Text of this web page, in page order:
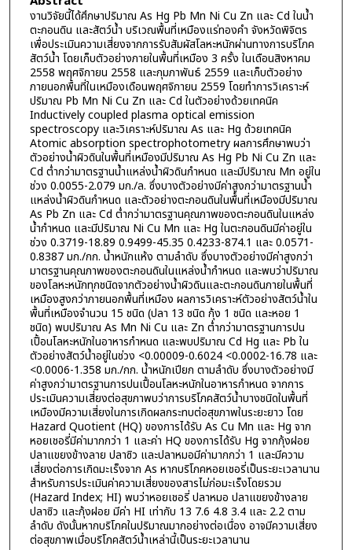
งานวิจัยนี้ได้ศึกษาปริมาณ As Hg Pb Mn Ni Cu Zn และ Cd ในน้ำ
ตะกอนดิน และสัตว์น้ำ บริเวณพื้นที่เหมืองแร่ทองคำ จังหวัดพิจิตร
เพื่อประเมินความเสี่ยงจากการรับสัมผัสโลหะหนักผ่านทางการบริโภค
สัตว์น้ำ โดยเก็บตัวอย่างภายในพื้นที่เหมือง 3 ครั้ง ในเดือนสิงหาคม
2558 พฤศจิกายน 2558 และกุมภาพันธ์ 2559 และเก็บตัวอย่าง
ภายนอกพื้นที่ในเหมืองเดือนพฤศจิกายน 2559 โดยทำการวิเคราะห์
ปริมาณ Pb Mn Ni Cu Zn และ Cd ในตัวอย่างด้วยเทคนิค
Inductively coupled plasma optical emission
spectroscopy และวิเคราะห์ปริมาณ As และ Hg ด้วยเทคนิค
Atomic absorption spectrophotometry ผลการศึกษาพบว่า
ตัวอย่างน้ำผิวดินในพื้นที่เหมืองมีปริมาณ As Hg Pb Ni Cu Zn และ
Cd ต่ำกว่ามาตรฐานน้ำแหล่งน้ำผิวดินกำหนด และมีปริมาณ Mn อยู่ใน
ช่วง 0.0055-2.079 มก./ล. ซึ่งบางตัวอย่างมีค่าสูงกว่ามาตรฐานน้ำ
แหล่งน้ำผิวดินกำหนด และตัวอย่างตะกอนดินในพื้นที่เหมืองมีปริมาณ
As Pb Zn และ Cd ต่ำกว่ามาตรฐานคุณภาพของตะกอนดินในแหล่ง
น้ำกำหนด และมีปริมาณ Ni Cu Mn และ Hg ในตะกอนดินมีค่าอยู่ใน
ช่วง 0.3719-18.89 0.9499-45.35 0.4233-874.1 และ 0.0571-
0.8387 มก./กก. น้ำหนักแห้ง ตามลำดับ ซึ่งบางตัวอย่างมีค่าสูงกว่า
มาตรฐานคุณภาพของตะกอนดินในแหล่งน้ำกำหนด และพบว่าปริมาณ
ของโลหะหนักทุกชนิดจากตัวอย่างน้ำผิวดินและตะกอนดินภายในพื้นที่
เหมืองสูงกว่าภายนอกพื้นที่เหมือง ผลการวิเคราะห์ตัวอย่างสัตว์น้ำใน
พื้นที่เหมืองจำนวน 15 ชนิด (ปลา 13 ชนิด กุ้ง 1 ชนิด และหอย 1
ชนิด) พบปริมาณ As Mn Ni Cu และ Zn ต่ำกว่ามาตรฐานการปน
เปื้อนโลหะหนักในอาหารกำหนด และพบปริมาณ Cd Hg และ Pb ใน
ตัวอย่างสัตว์น้ำอยู่ในช่วง <0.00009-0.6024 <0.0002-16.78 และ
<0.0006-1.358 มก./กก. น้ำหนักเปียก ตามลำดับ ซึ่งบางตัวอย่างมี
ค่าสูงกว่ามาตรฐานการปนเปื้อนโลหะหนักในอาหารกำหนด จากการ
ประเมินความเสี่ยงต่อสุขภาพบว่าการบริโภคสัตว์น้ำบางชนิดในพื้นที่
เหมืองมีความเสี่ยงในการเกิดผลกระทบต่อสุขภาพในระยะยาว โดย
Hazard Quotient (HQ) ของการได้รับ As Cu Mn และ Hg จาก
หอยเชอรี่มีค่ามากกว่า 1 และค่า HQ ของการได้รับ Hg จากกุ้งฝอย
ปลาแขยงข้างลาย ปลาซิว และปลาหมอมีค่ามากกว่า 1 และมีความ
เสี่ยงต่อการเกิดมะเร็งจาก As หากบริโภคหอยเชอรี่เป็นระยะเวลานาน
สำหรับการประเมินค่าความเสี่ยงของสารไม่ก่อมะเร็งโดยรวม
(Hazard Index; HI) พบว่าหอยเชอรี่ ปลาหมอ ปลาแขยงข้างลาย
ปลาซิว และกุ้งฝอย มีค่า HI เท่ากับ 13 7.6 4.8 3.4 และ 2.2 ตาม
ลำดับ ดังนั้นหากบริโภคในปริมาณมากอย่างต่อเนื่อง อาจมีความเสี่ยง
ต่อสุขภาพเมื่อบริโภคสัตว์น้ำเหล่านี้เป็นระยะเวลานาน